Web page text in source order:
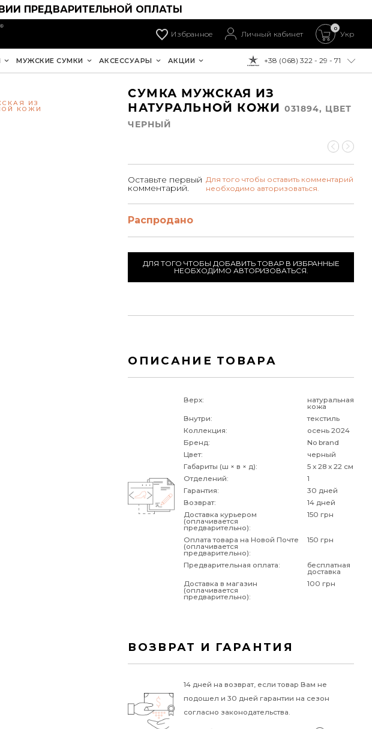
ПРЕДВАРИТЕЛЬНОЙ ОПЛАТЫ
Избранное Личный кабинет
0
Укр
К ОПЛАТЕ:
+38 (068) 322 - 29 - 71
МУЖСКИЕ СУМКИ АКСЕССУАРЫ АКЦИИ
ИЗ
КОЖИ
СУМКА МУЖСКАЯ ИЗ
НАТУРАЛЬНОЙ КОЖИ031894, ЦВЕТ
ЧЕРНЫЙ
Оставьте первый
комментарий.
Для того чтобы оставить комментарий
необходимо авторизоваться.
Распродано
ДЛЯ ТОГО ЧТОБЫ ДОБАВИТЬ ТОВАР В ИЗБРАННЫЕ
НЕОБХОДИМО АВТОРИЗОВАТЬСЯ.
ОПИСАНИЕ ТОВАРА
Верх: натуральная
кожа
Внутри:
текстиль
Коллекция:
осень 2024
Бренд:
No brand
Цвет:
черный
Габариты (ш × в × д):
5 x 28 x 22 см
Отделений:
1
Гарантия:
30 дней
Возврат:
14 дней
Доставка курьером
(оплачивается
предварительно):
150 грн
Оплата товара на Новой Почте
(оплачивается
предварительно):
150 грн
Предварительная оплата: бесплатная
доставка
Доставка в магазин
(оплачивается
предварительно):
100 грн
ВОЗВРАТ И ГАРАНТИЯ
14 дней на возврат, если товар Вам не
подошел и 30 дней гарантии на сезон
согласно законодательства.